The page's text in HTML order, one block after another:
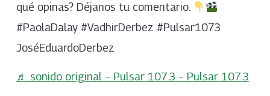
qué opinas? Déjanos tu comentario.
#PaolaDalay #VadhirDerbez #Pulsar1073
JoséEduardoDerbez
♬ sonido original – Pulsar 107.3 – Pulsar 107.3